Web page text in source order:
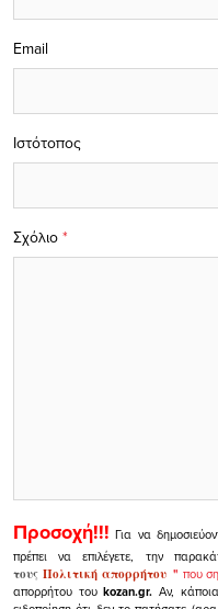
Σχόλιο *
Email
Ιστότοπος
Προσοχή!!! Για να
πρέπει να επιλέγετε, την
τουςΠολιτική απορρήτου" που
απορρήτου τουkozan.gr. Αν,